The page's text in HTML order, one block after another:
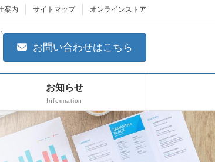
案内 サイトマップ オンラインストア
お問い合わせはこちら
お知らせ
Information